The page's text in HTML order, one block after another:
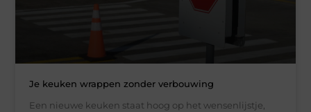
Je keuken wrappen zonder verbouwing
Een nieuwe keuken staat hoog op het wensenlijstje,